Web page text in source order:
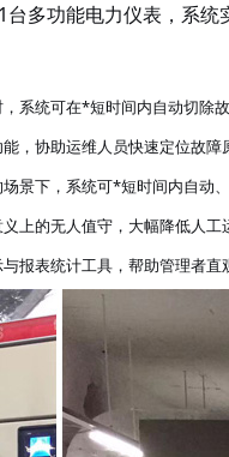
多功能电力仪表，系统
，系统可在*短时间内自动切除
，协助运维人员快速定位故障
景下，系统可*短时间内自动
上的无人值守，大幅降低人工
报表统计工具，帮助管理者直